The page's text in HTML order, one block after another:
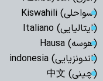
(سواحلی) Kiswahili
(ایتالیایی) Italiano
(هوسه) Hausa
(اندونزیایی) indonesia
(چینی) 中文